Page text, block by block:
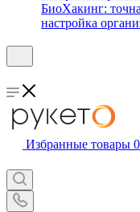
БиоХакинг:
настройка
Избранные товары 0